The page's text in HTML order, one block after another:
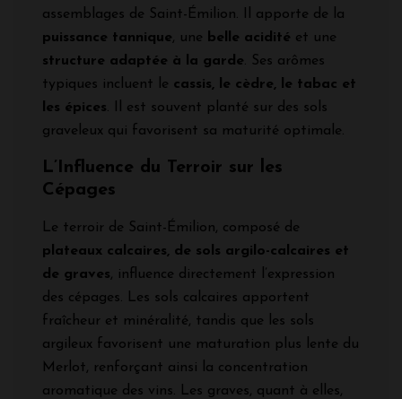
assemblages de Saint-Émilion. Il apporte de la
puissance tannique, une belle acidité et une
structure adaptée à la garde. Ses arômes
typiques incluent le cassis, le cèdre, le tabac et
les épices. Il est souvent planté sur des sols
graveleux qui favorisent sa maturité optimale.
L’Influence du Terroir sur les
Cépages
Le terroir de Saint-Émilion, composé de
plateaux calcaires, de sols argilo-calcaires et
de graves, influence directement l’expression
des cépages. Les sols calcaires apportent
fraîcheur et minéralité, tandis que les sols
argileux favorisent une maturation plus lente du
Merlot, renforçant ainsi la concentration
aromatique des vins. Les graves, quant à elles,